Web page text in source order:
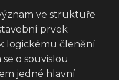
ve struktuře
prvek
logickému členění
o souvislou
jedné hlavní